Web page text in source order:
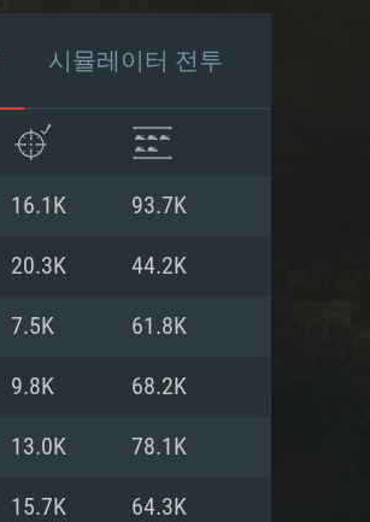
시뮬레이터 전투
16.1K 93.7K
20.3K 44.2K
7.5K 61.8K
9.8K 68.2K
13.0K 78.1K
15.7K 64.3K